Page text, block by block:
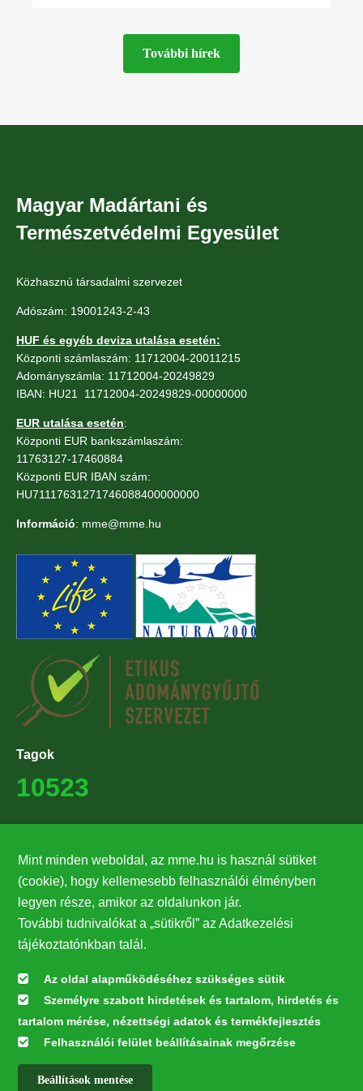
További hírek
Magyar Madártani és
Természetvédelmi Egyesület
Közhasznú társadalmi szervezet
Adószám: 19001243-2-43
HUF és egyéb deviza utalása esetén:
Központi számlaszám: 11712004-20011215
Adományszámla: 11712004-20249829
IBAN: HU21 11712004-20249829-00000000
EUR utalása esetén:
Központi EUR bankszámlaszám:
11763127-17460884
Központi EUR IBAN szám:
HU71117631271746088400000000
Információ: mme@mme.hu
Tagok
10523
27224
Hírlevél feliratkozás
Értesüljön elsőként legfrissebb híreinkről, eseményeinkről!
Feliratkozás
Mint minden weboldal, az mme.hu is használ sütiket
(cookie), hogy kellemesebb felhasználói élményben
legyen része, amikor az oldalunkon jár.
További tudnivalókat a „sütikről” az Adatkezelési
tájékoztatónkban talál.
Az oldal alapműködéséhez szükséges sütik
Személyre szabott hirdetések és tartalom, hirdetés és
tartalom mérése, nézettségi adatok és termékfejlesztés
Felhasználói felület beállításainak megőrzése
Beállítások mentése